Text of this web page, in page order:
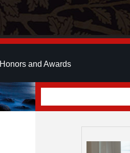
Honors and Awards